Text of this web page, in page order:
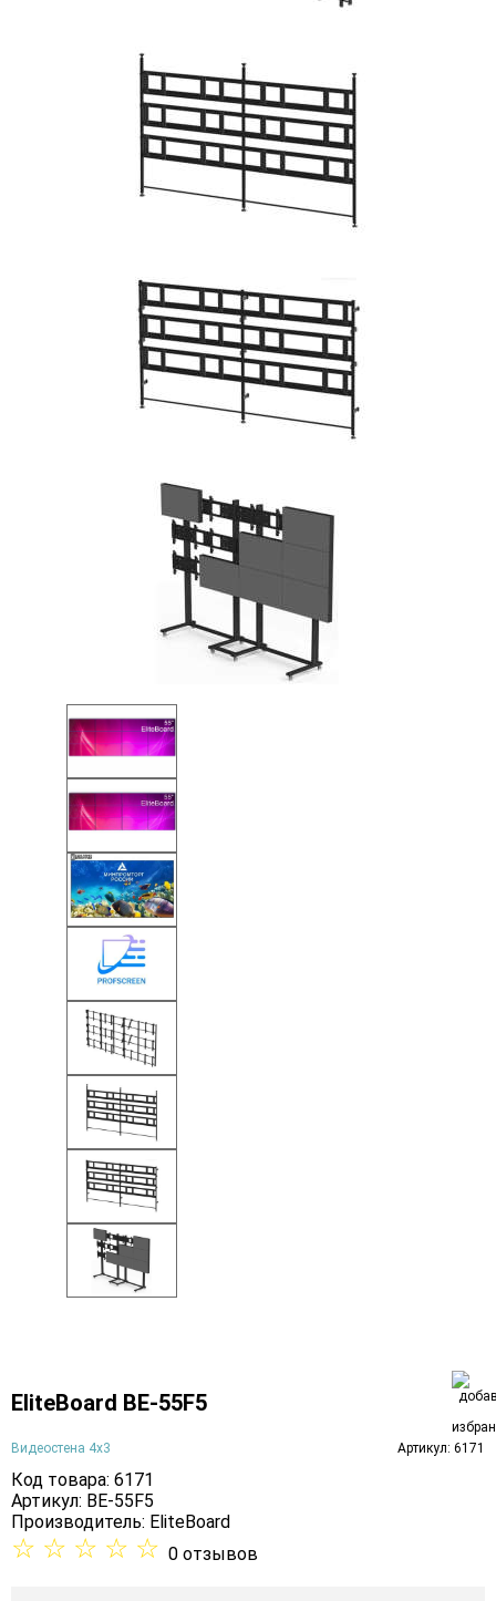
EliteBoard BE-55F5
Видеостена 4х3 Артикул: 6171
Код товара: 6171
Артикул: BE-55F5
Производитель: EliteBoard
☆ ☆ ☆ ☆ ☆ 0 отзывов